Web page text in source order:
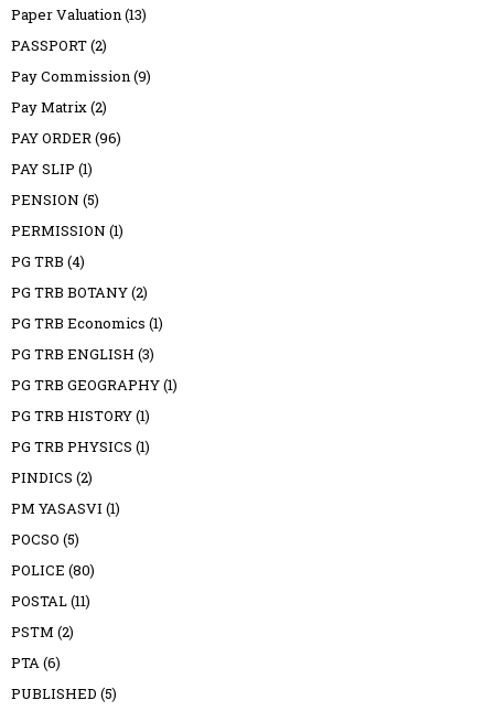
Paper Valuation(13)
PASSPORT(2)
Pay Commission(9)
Pay Matrix(2)
PAY ORDER(96)
PAY SLIP (1)
PENSION (5)
PERMISSION (1)
PG TRB (4)
PG TRB BOTANY(2)
PG TRB Economics (1)
PG TRB ENGLISH (3)
PG TRB GEOGRAPHY(1)
PG TRB HISTORY(1)
PG TRB PHYSICS (1)
PINDICS (2)
PM YASASVI (1)
POCSO (5)
POLICE (80)
POSTAL(11)
PSTM (2)
PTA(6)
PUBLISHED (5)